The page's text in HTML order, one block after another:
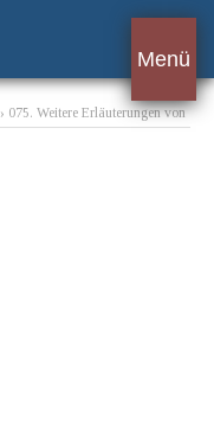
Menü
› 075. Weitere Erläuterungen von